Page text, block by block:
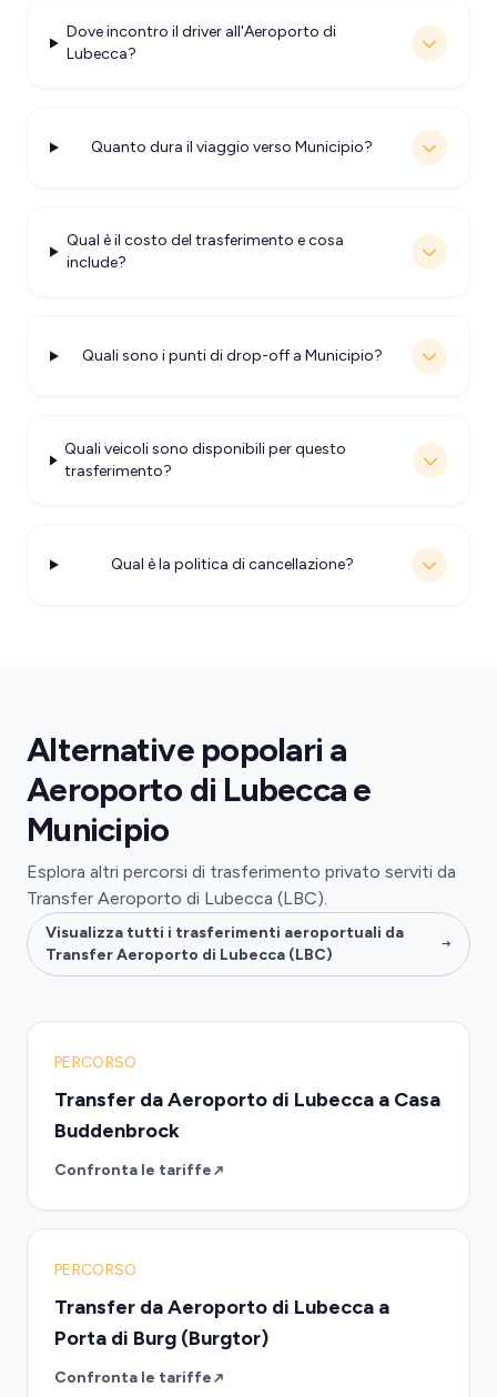
Dove incontro il driver all'Aeroporto di
Lubecca?
Quanto dura il viaggio verso Municipio?
Qual è il costo del trasferimento e cosa
include?
Quali sono i punti di drop-off a Municipio?
Quali veicoli sono disponibili per questo
trasferimento?
Qual è la politica di cancellazione?
Alternative popolari a
Aeroporto di Lubecca e
Municipio
Esplora altri percorsi di trasferimento privato serviti da
Transfer Aeroporto di Lubecca (LBC).
Visualizza tutti i trasferimenti aeroportuali da
Transfer Aeroporto di Lubecca (LBC)
PERCORSO
Transfer da Aeroporto di Lubecca a Casa
Buddenbrock
Confronta le tariffe
PERCORSO
Transfer da Aeroporto di Lubecca a
Porta di Burg (Burgtor)
Confronta le tariffe